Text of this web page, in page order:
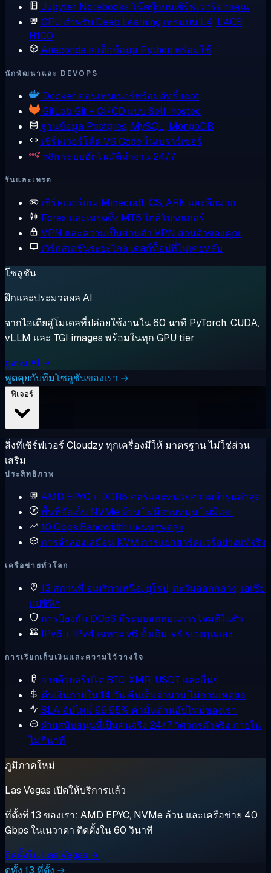
Jupyter Notebooks โน้ตบุ๊กบนเซิร์ฟเวอร์ของคุณ
GPU สำหรับ Deep Learning เทรนบน L4, L40S,
H100
Anaconda สแต็กข้อมูล Python พร้อมใช้
นักพัฒนาและ DEVOPS
Docker คอนเทนเนอร์พร้อมสิทธิ์ root
GitLab Git + CI/CD แบบ Self-hosted
ฐานข้อมูล Postgres, MySQL, MongoDB
เซิร์ฟเวอร์โค้ดVS Code ในเบราว์เซอร์
n8n ระบบอัตโนมัติทำงาน 24/7
รันและเทรด
เซิร์ฟเวอร์เกม Minecraft, CS, ARK และอีกมาก
Forex และเทรดดิ้ง MT5 ใกล้โบรกเกอร์
VPN และความเป็นส่วนตัว VPN ส่วนตัวของคุณ
เวิร์กสเตชันระยะไกล เดสก์ท็อปที่ไม่เคยหลับ
โซลูชัน
ฝึกและประมวลผล AI
จากไอเดียสู่โมเดลที่ปล่อยใช้งานใน 60 นาที PyTorch, CUDA,
vLLM และ TGI images พร้อมในทุก GPU tier
ดูงาน AI →
พูดคุยกับทีมโซลูชันของเรา →
สิ่งที่เซิร์ฟเวอร์ Cloudzy ทุกเครื่องมีให้ มาตรฐาน ไม่ใช่ส่วน
เสริม
ประสิทธิภาพ
AMD EPYC + DDR5 คอร์และหน่วยความจำรุ่นล่าสุด
พื้นที่จัดเก็บ NVMe ล้วนไม่มีจานหมุน ไม่มีเลย
10 Gbps Bandwidth แผนทรูพุตสูง
การจำลองเสมือน KVM การแยกฮาร์ดแวร์อย่างแท้จริง
เครือข่ายทั่วโลก
13 สถานที่ อเมริกาเหนือ, ยุโรป, ตะวันออกกลาง, เอเชีย
แปซิฟิก
การป้องกัน DDoS มีระบบลดทอนการโจมตีในตัว
IPv6 + IPv4 เฉพาะ v6 ดั้งเดิม, v4 ของคุณเอง
การเรียกเก็บเงินและความไว้วางใจ
จ่ายด้วยคริปโต BTC, XMR, USDT และอื่นๆ
คืนเงินภายใน 14 วัน คืนเต็มจำนวน ไม่ถามเหตุผล
SLA อัปไทม์ 99.95% คำมั่นด้านอัปไทม์ของเรา
ฝ่ายสนับสนุนที่เป็นคนจริง 24/7วิศวกรตัวจริง ภายใน
ไม่กี่นาที
ภูมิภาคใหม่
Las Vegas เปิดให้บริการแล้ว
ที่ตั้งที่ 13 ของเรา: AMD EPYC, NVMe ล้วน และเครือข่าย 40
Gbps ในเนวาดา ติดตั้งใน 60 วินาที
ติดตั้งใน Las Vegas →
ดูทั้ง 13 ที่ตั้ง →